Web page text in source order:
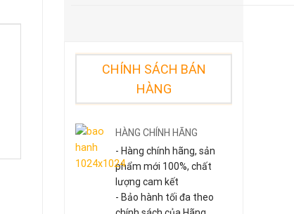
CHÍNH SÁCH BÁN
HÀNG
HÀNG CHÍNH HÃNG
- Hàng chính hãng, sản
phẩm mới 100%, chất
lượng cam kết
- Bảo hành tối đa theo